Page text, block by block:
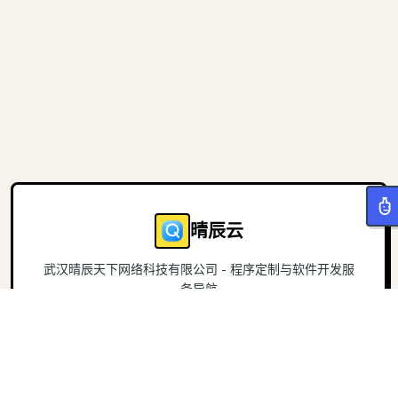
晴辰云
武汉晴辰天下网络科技有限公司 - 程序定制与软件开发服
务导航